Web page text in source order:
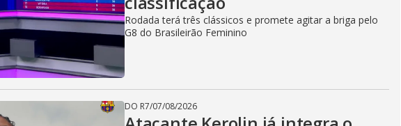
Rodada terá três clássicos e promete agitar a briga pelo
G8 do Brasileirão Feminino
DO R7/07/08/2026